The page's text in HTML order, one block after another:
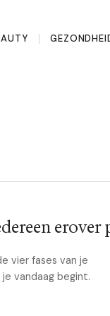
erover
vier fases van je
vandaag begint.